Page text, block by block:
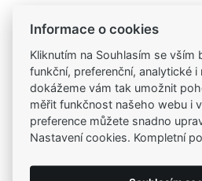
Široký výběr produktů
Na našem e-shopu máte
Garance vysoké kvality
Certifikáty původu a kvality k
Kamenné prodejny
Zastavte se do jedné z
Informace o cookies
Kliknutím na Souhlasím se vším
funkční, preferenční, analytické
dokážeme vám tak umožnit
měřit funkčnost našeho webu i
preference můžete snadno
Nastavení cookies. Kompletní